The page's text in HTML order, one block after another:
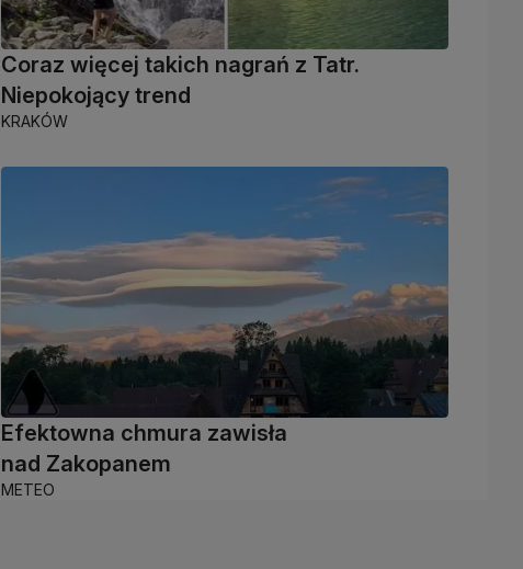
Coraz więcej takich nagrań z Tatr.
Niepokojący trend
KRAKÓW
Efektowna chmura zawisła
nad Zakopanem
METEO